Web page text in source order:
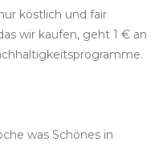
köstlich und fair
wir kaufen, geht 1 € an
was Schönes in